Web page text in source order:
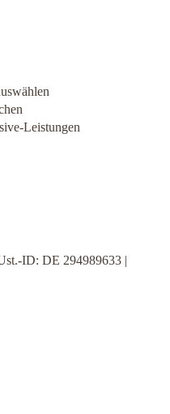
Leistungen
ID: DE 294989633 |